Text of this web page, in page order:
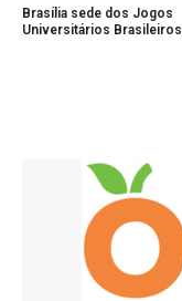
Brasília sede dos Jogos
Universitários Brasileiros